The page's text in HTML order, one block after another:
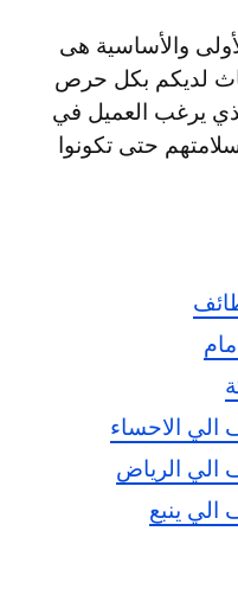
والأساسية هى
لديكم بكل حرص
يرغب العميل في
حتى تكونوا
الاحساء
الرياض
ينبع